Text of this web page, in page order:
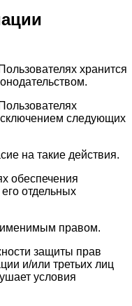
хранится
следующих
на такие действия.
обеспечения
отдельных
правом.
защиты прав
и/или третьих лиц
условия